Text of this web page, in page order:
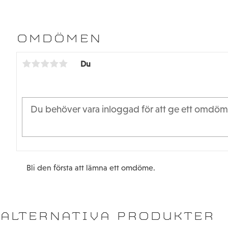
OMDÖMEN
Du
Bli den första att lämna ett omdöme.
ALTERNATIVA PRODUKTER